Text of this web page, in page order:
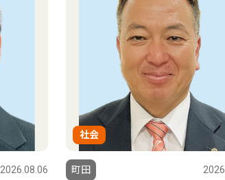
2026.08.06
社会
町田